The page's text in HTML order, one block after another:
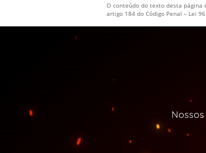
O conteúdo do texto desta página
artigo 184 do Código Penal – Lei